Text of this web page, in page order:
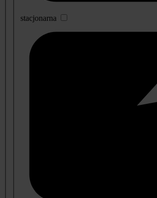
stacjonarna